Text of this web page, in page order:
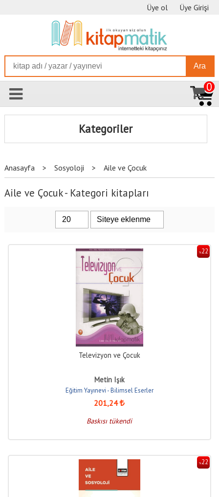
Üye ol Üye Girişi
Ara
0
Kategoriler
Anasayfa > Sosyoloji > Aile ve Çocuk
Aile ve Çocuk - Kategori kitapları
%22
Televizyon ve Çocuk
Metin Işık
Eğitim Yayınevi - Bilimsel Eserler
201,24
Baskısı tükendi
%22